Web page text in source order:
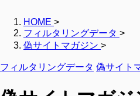
HOME >
フィルタリングデータ >
偽サイトマガジン >
フィルタリングデータ 偽サイト